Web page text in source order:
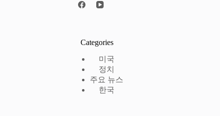
Categories
미국
정치
주요 뉴스
한국